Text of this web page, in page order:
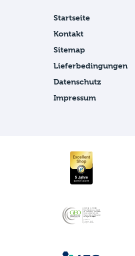
Startseite
Kontakt
Sitemap
Lieferbedingungen
Datenschutz
Impressum